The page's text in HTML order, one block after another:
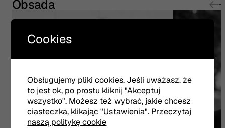
Obsada
Cookies
Obsługujemy pliki cookies. Jeśli uważasz, że
to jest ok, po prostu kliknij "Akceptuj
wszystko". Możesz też wybrać, jakie chcesz
ciasteczka, klikając "Ustawienia". Przeczytaj
naszą politykę cookie